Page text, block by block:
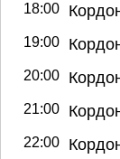
18:00
19:00
20:00
21:00
22:00